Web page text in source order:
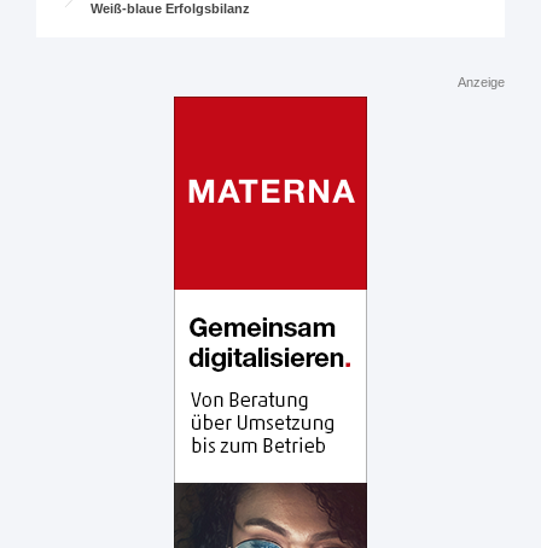
Weiß-blaue Erfolgsbilanz
Anzeige